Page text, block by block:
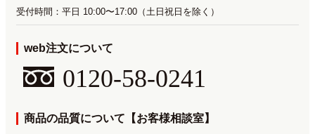
受付時間：平日 10:00〜17:00（土日祝日を除く）
web注文について
0120-58-0241
商品の品質について【お客様相談室】